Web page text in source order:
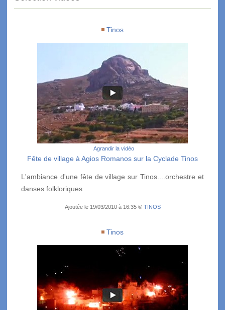
Tinos
Agrandir la vidéo
Fête de village à Agios Romanos sur la Cyclade Tinos
L'ambiance d'une fête de village sur Tinos....orchestre et
danses folkloriques
Ajoutée le 19/03/2010 à 16:35 © TINOS
Tinos